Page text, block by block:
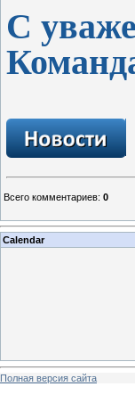
С
Всего комментариев: 0
Calendar
Полная версия сайта